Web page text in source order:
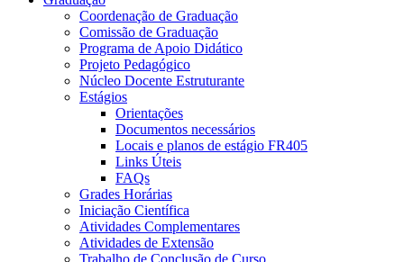
Coordenação de Graduação
Comissão de Graduação
Programa de Apoio Didático
Projeto Pedagógico
Núcleo Docente Estruturante
Estágios
Orientações
Documentos necessários
Locais e planos de estágio FR405
Links Úteis
FAQs
Grades Horárias
Iniciação Científica
Atividades Complementares
Atividades de Extensão
Trabalho de Conclusão de Curso